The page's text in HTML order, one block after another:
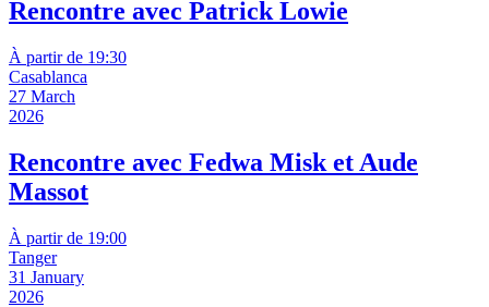
Rencontre avec Patrick Lowie
À partir de 19:30
Casablanca
27 March
2026
Rencontre avec Fedwa Misk et Aude
Massot
À partir de 19:00
Tanger
31 January
2026